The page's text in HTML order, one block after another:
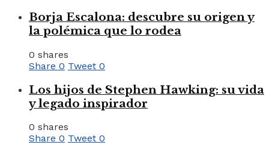
Borja Escalona: descubre su origen y
la polémica que lo rodea
0 shares
Share 0 Tweet 0
Los hijos de Stephen Hawking: su vida
y legado inspirador
0 shares
Share 0 Tweet 0